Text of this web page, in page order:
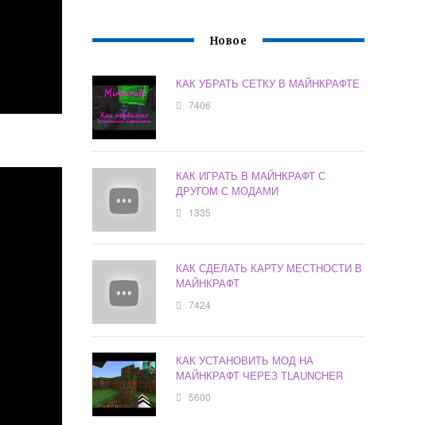
Новое
КАК УБРАТЬ СЕТКУ В МАЙНКРАФТЕ
7406
КАК ИГРАТЬ В МАЙНКРАФТ С
ДРУГОМ С МОДАМИ
1335
КАК СДЕЛАТЬ КАРТУ МЕСТНОСТИ В
МАЙНКРАФТ
7424
КАК УСТАНОВИТЬ МОД НА
МАЙНКРАФТ ЧЕРЕЗ TLAUNCHER
5600